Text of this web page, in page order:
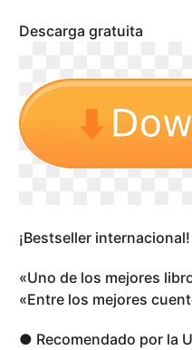
Descarga gratuita
¡Bestseller internacional!
«Uno de los mejores
«Entre los mejores
● Recomendado por la